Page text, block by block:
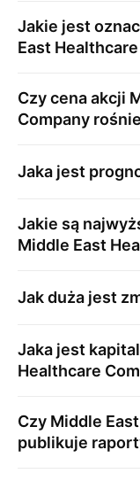
Jakie jest
East
Czy cena akcji
Company
Jaka jest
Jakie są
Middle East
Jak duża jest
Jaka jest
Healthcare
Czy Middle
publikuje